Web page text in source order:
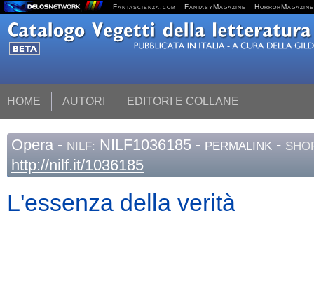
Fantascienza.com FantasyMagazine HorrorMagazine
HOME AUTORI EDITORI E COLLANE
Opera - NILF: NILF1036185 - PERMALINK -
http://nilf.it/1036185
L'essenza della verità